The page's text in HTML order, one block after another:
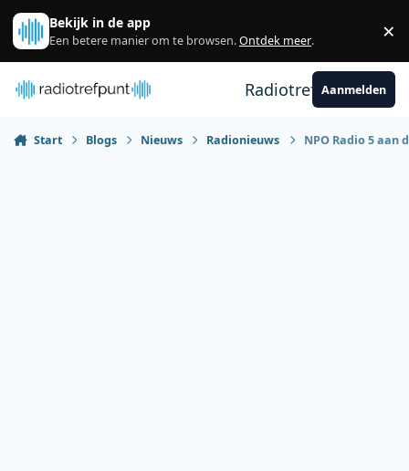
Spring naar bijdragen
Bekijk in de app
Een betere manier om te browsen.Ontdek meer. ×
RadiotrefpuntAanmelden
Start Blogs Nieuws Radionieuws NPO Radio 5 aan